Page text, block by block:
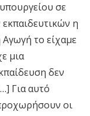
σε
η
Αγωγή το είχαμε
μια
δεν
Για αυτό
οι